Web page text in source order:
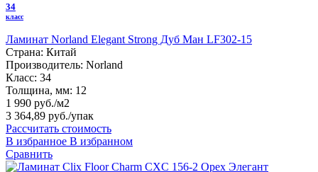
34
класс
Ламинат Norland Elegant Strong Дуб Ман LF302-15
Страна: Китай
Производитель: Norland
Класс: 34
Толщина, мм: 12
1 990 руб./м2
3 364,89 руб./упак
Рассчитать стоимость
В избранное В избранном
Сравнить